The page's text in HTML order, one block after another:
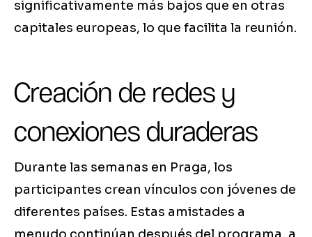
significativamente más bajos que en otras
capitales europeas, lo que facilita la reunión.
Creación de redes y
conexiones duraderas
Durante las semanas en Praga, los
participantes crean vínculos con jóvenes de
diferentes países. Estas amistades a